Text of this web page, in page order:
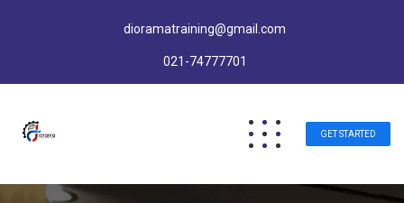
dioramatraining@gmail.com
021-74777701
GET STARTED